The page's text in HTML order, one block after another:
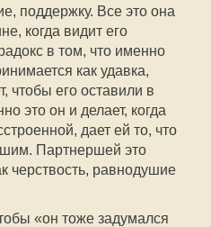
поддержку. Все это она
когда видит его
в том, что именно
как удавка,
чтобы его оставили в
это он и делает, когда
дает ей то, что
Партнершей это
черствость, равнодушие
«он тоже задумался